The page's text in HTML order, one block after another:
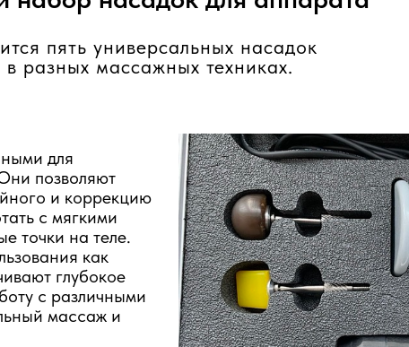
пять универсальных насадок
разных массажных техниках.
для
позволяют
и коррекцию
с мягкими
точки на теле.
как
глубокое
с различными
массаж и